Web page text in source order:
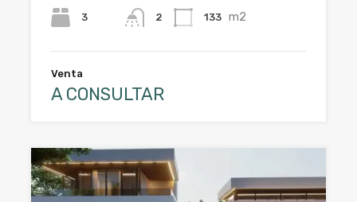
3 2 133 m2
Venta
A CONSULTAR